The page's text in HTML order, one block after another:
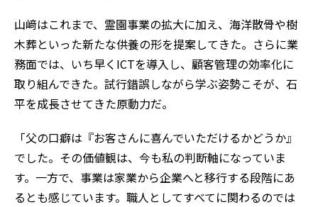
山﨑はこれまで、霊園事業の拡大に加え、海洋散骨や樹
木葬といった新たな供養の形を提案してきた。さらに業
務面では、いち早くICTを導入し、顧客管理の効率化に
取り組んできた。試行錯誤しながら学ぶ姿勢こそが、石
平を成長させてきた原動力だ。
「父の口癖は『お客さんに喜んでいただけるかどうか』
でした。その価値観は、今も私の判断軸になっていま
す。一方で、事業は家業から企業へと移行する段階にあ
るとも感じています。職人としてすべてに関わるのでは